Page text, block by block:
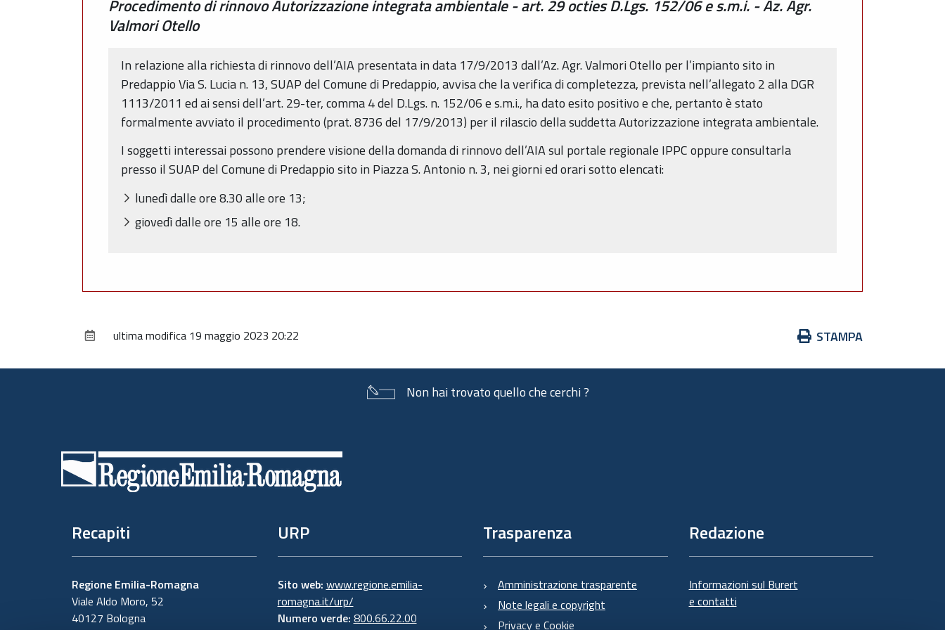
Procedimento di rinnovo Autorizzazione integrata ambientale - art. 29 octies D.Lgs. 152/06 e s.m.i. - Az. Agr.
Valmori Otello
In relazione alla richiesta di rinnovo dell’AIA presentata in data 17/9/2013 dall’Az. Agr. Valmori Otello per l’impianto sito in
Predappio Via S. Lucia n. 13, SUAP del Comune di Predappio, avvisa che la verifica di completezza, prevista nell’allegato 2 alla DGR
1113/2011 ed ai sensi dell’art. 29-ter, comma 4 del D.Lgs. n. 152/06 e s.m.i., ha dato esito positivo e che, pertanto è stato
formalmente avviato il procedimento (prat. 8736 del 17/9/2013) per il rilascio della suddetta Autorizzazione integrata ambientale.
I soggetti interessai possono prendere visione della domanda di rinnovo dell’AIA sul portale regionale IPPC oppure consultarla
presso il SUAP del Comune di Predappio sito in Piazza S. Antonio n. 3, nei giorni ed orari sotto elencati:
lunedì dalle ore 8.30 alle ore 13;
giovedì dalle ore 15 alle ore 18.
Azioni
documento
STAMPA
ultima modifica 19 maggio 2023 20:22
Non hai trovato quello che cerchi ?
Recapiti
Regione Emilia-Romagna
Viale Aldo Moro, 52
40127 Bologna
URP
Sito web: www.regione.emilia-
romagna.it/urp/
Numero verde: 800.66.22.00
Trasparenza
Amministrazione trasparente
Note legali e copyright
Privacy e Cookie
Redazione
Informazioni sul Burert
e contatti